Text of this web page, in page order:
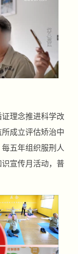
理念推进科学改
成立评估矫治中
五年组织服刑人
宣传月活动，普